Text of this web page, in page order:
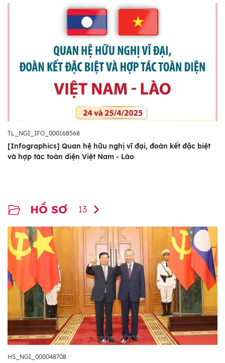
TL_NGI_IFO_000168568
[Infographics] Quan hệ hữu nghị vĩ đại, đoàn kết đặc biệt
và hợp tác toàn diện Việt Nam - Lào
HỒ SƠ 13
HS_NGI_000048708